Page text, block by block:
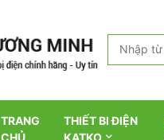
TRANG
CHỦ
THIẾT BI ĐIỆN
KATKO